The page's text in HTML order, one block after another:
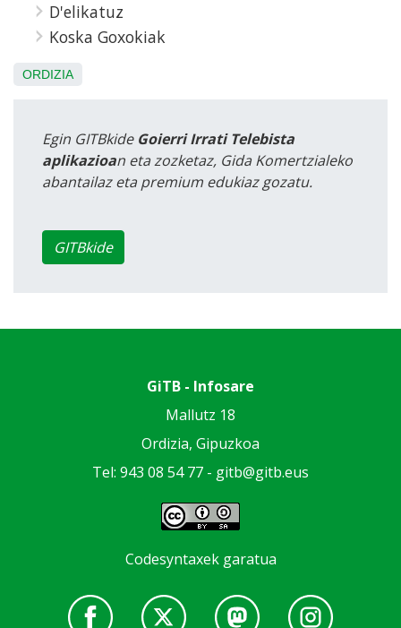
D'elikatuz
Koska Goxokiak
ORDIZIA
Egin GITBkide Goierri Irrati Telebista
aplikazioan eta zozketaz, Gida Komertzialeko
abantailaz eta premium edukiaz gozatu.
GITBkide
GiTB - Infosare
Mallutz 18
Ordizia, Gipuzkoa
Tel: 943 08 54 77 - gitb@gitb.eus
Codesyntaxek garatua